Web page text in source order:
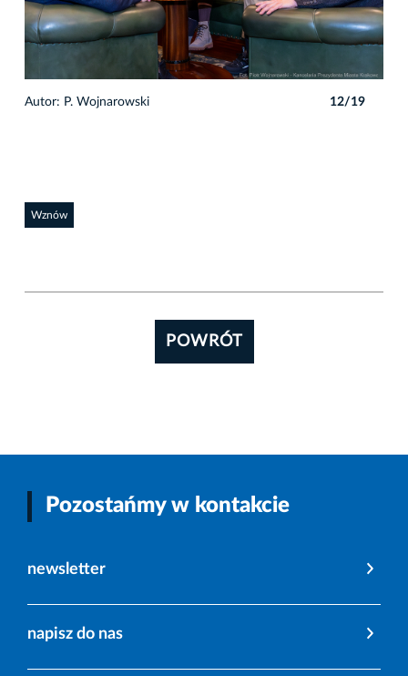
Autor: P. Wojnarowski 12/19
Wznów
POWRÓT
Pozostańmy w kontakcie
newsletter
napisz do nas